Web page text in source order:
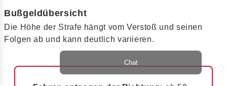
Bußgeldübersicht
Die Höhe der Strafe hängt vom Verstoß und seinen
Folgen ab und kann deutlich variieren.
Chat